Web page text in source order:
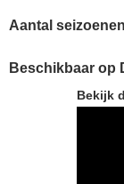
Aantal
Beschikbaar op
Bekijk